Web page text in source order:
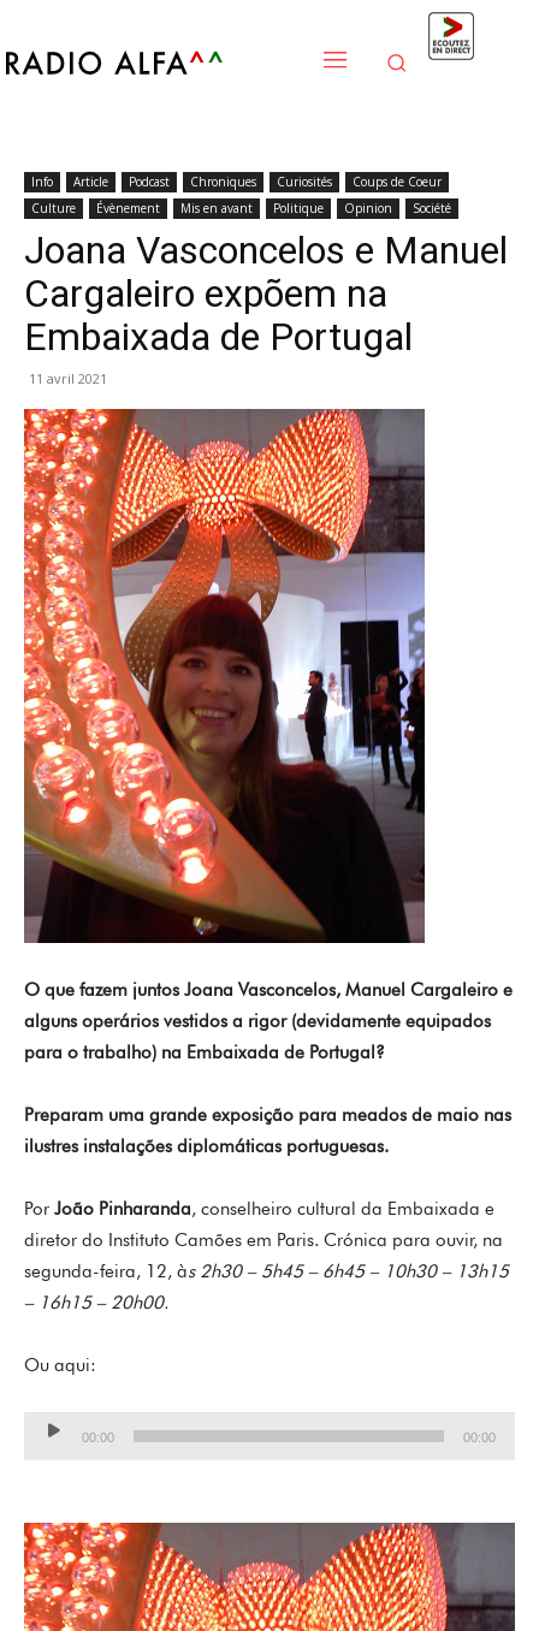
Info Article Podcast Chroniques Curiosités
Coups de Coeur
Culture
Évènement Mis en avant Politique Opinion Société
Joana Vasconcelos e Manuel
Cargaleiro expõem na
Embaixada de Portugal
11 avril 2021
O que fazem juntos Joana Vasconcelos, Manuel Cargaleiro e
alguns operários vestidos a rigor (devidamente equipados
para o trabalho) na Embaixada de Portugal?
Preparam uma grande exposição para meados de maio nas
ilustres instalações diplomáticas portuguesas.
Por João Pinharanda, conselheiro cultural da Embaixada e
diretor do Instituto Camões em Paris. Crónica para ouvir, na
segunda-feira, 12, às 2h30 – 5h45 – 6h45 – 10h30 – 13h15
– 16h15 – 20h00.
Ou aqui:
Lecteur
00:00 00:00